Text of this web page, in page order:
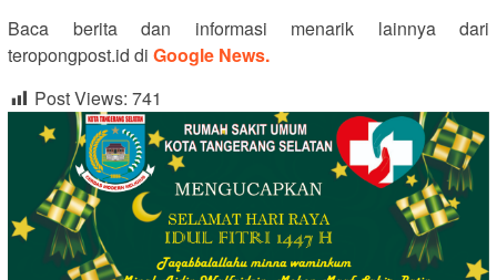
Baca berita dan informasi menarik lainnya dari
teropongpost.id di Google News.
Post Views: 741